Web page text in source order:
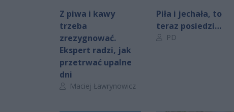
Z piwa i kawy
trzeba
zrezygnować.
Ekspert radzi, jak
przetrwać upalne
dni
Autor artykułu:
Maciej Ławrynowicz
Piła i jechała, to
teraz posiedzi…
Autor artykułu:
PD